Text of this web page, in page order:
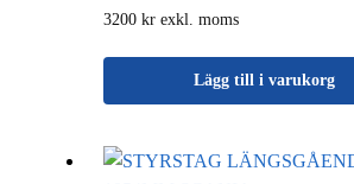
3200 kr exkl. moms
Lägg till i varukorg